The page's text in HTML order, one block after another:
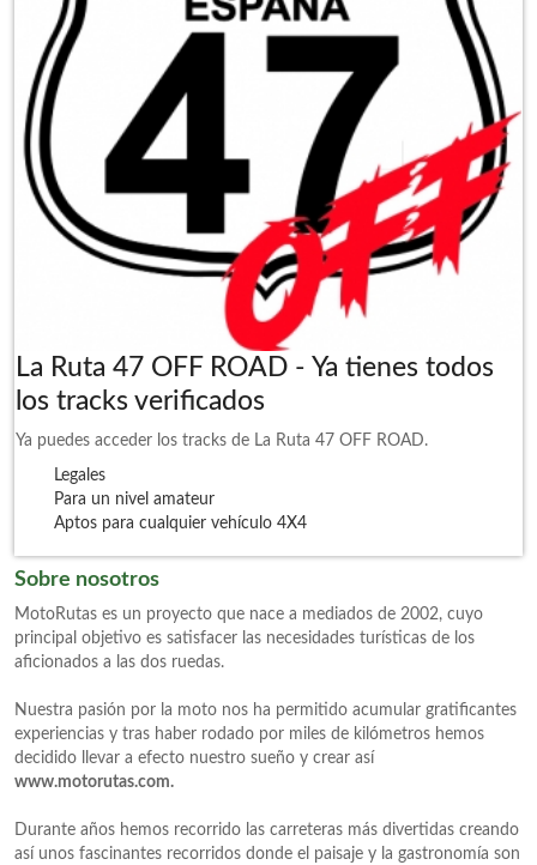
La Ruta 47 OFF ROAD - Ya tienes todos
los tracks verificados
Ya puedes acceder los tracks de La Ruta 47 OFF ROAD.
Legales
Para un nivel amateur
Aptos para cualquier vehículo 4X4
Sobre nosotros
MotoRutas es un proyecto que nace a mediados de 2002, cuyo
principal objetivo es satisfacer las necesidades turísticas de los
aficionados a las dos ruedas.
Nuestra pasión por la moto nos ha permitido acumular gratificantes
experiencias y tras haber rodado por miles de kilómetros hemos
decidido llevar a efecto nuestro sueño y crear así
www.motorutas.com.
Durante años hemos recorrido las carreteras más divertidas creando
así unos fascinantes recorridos donde el paisaje y la gastronomía son